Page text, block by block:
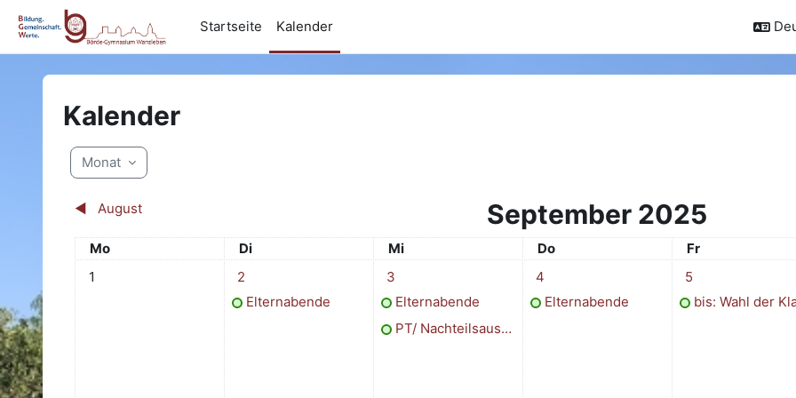
Zum Hauptinhalt
Startseite
Kalender
Kalender
Monat
◀︎ August September 2025
Montag
Mo Dienstag
Di Mittwoch
Mi Donnerstag
Do Freitag
Fr
Keine Termine, Montag, 1. September
1 1 Termin, Dienstag, 2. September
2
Elternabende
2 Termine, Mittwoch, 3. September
3
Elternabende
PT/ Nachteilsausgleichskonferenzen
1 Termin, Donnerstag, 4. September
4
Elternabende
1 Termin, Freitag,
5
bis: Wahl der